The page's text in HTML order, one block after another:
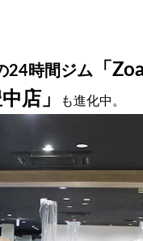
24時間ジム
「
店」
も進化中。